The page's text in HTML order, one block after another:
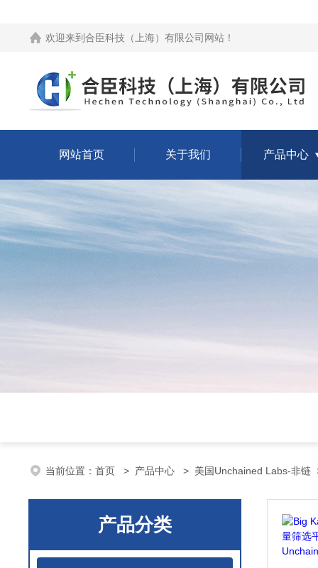
欢迎来到 合臣科技（上海）有限公司网站 ！
网站首页 关于我们 产品中心
当前位置： 首页 > 产品中心 > 美国Unchained Labs-非链
产品分类